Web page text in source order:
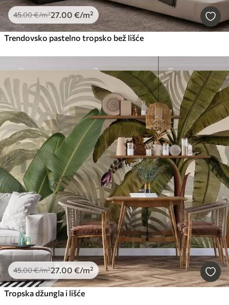
45.00€/m²27 .00 €/m²
Trendovsko pastelno tropsko bež lišće
45.00€/m²27 .00 €/m²
Tropska džungla i lišće